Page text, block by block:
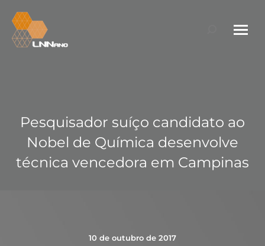
Search:
Pesquisador suíço candidato ao
Nobel de Química desenvolve
técnica vencedora em Campinas
10 de outubro de 2017